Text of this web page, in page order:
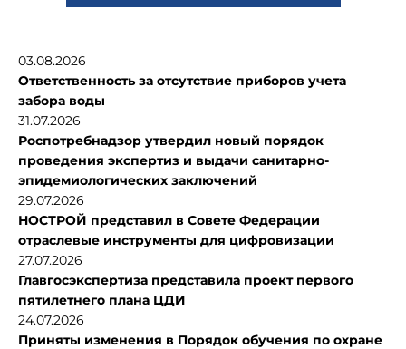
03.08.2026
Ответственность за отсутствие приборов учета
забора воды
31.07.2026
Роспотребнадзор утвердил новый порядок
проведения экспертиз и выдачи санитарно-
эпидемиологических заключений
29.07.2026
НОСТРОЙ представил в Совете Федерации
отраслевые инструменты для цифровизации
27.07.2026
Главгосэкспертиза представила проект первого
пятилетнего плана ЦДИ
24.07.2026
Приняты изменения в Порядок обучения по охране